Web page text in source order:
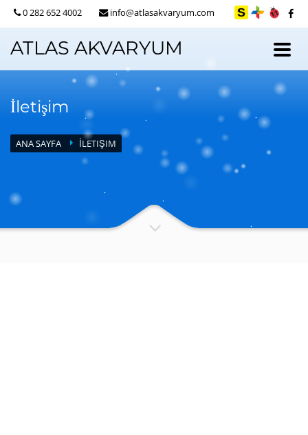
0 282 652 4002 info@atlasakvaryum.com
ATLAS AKVARYUM
İletişim
ANA SAYFA İLETIŞIM